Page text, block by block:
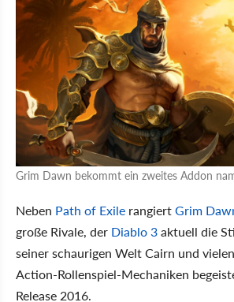
Grim Dawn bekommt ein zweites Addon
Neben Path of Exile rangiertGrim
große Rivale, der Diablo 3aktuell die
seiner schaurigen Welt Cairn und
Action-Rollenspiel-Mechaniken
Release 2016.